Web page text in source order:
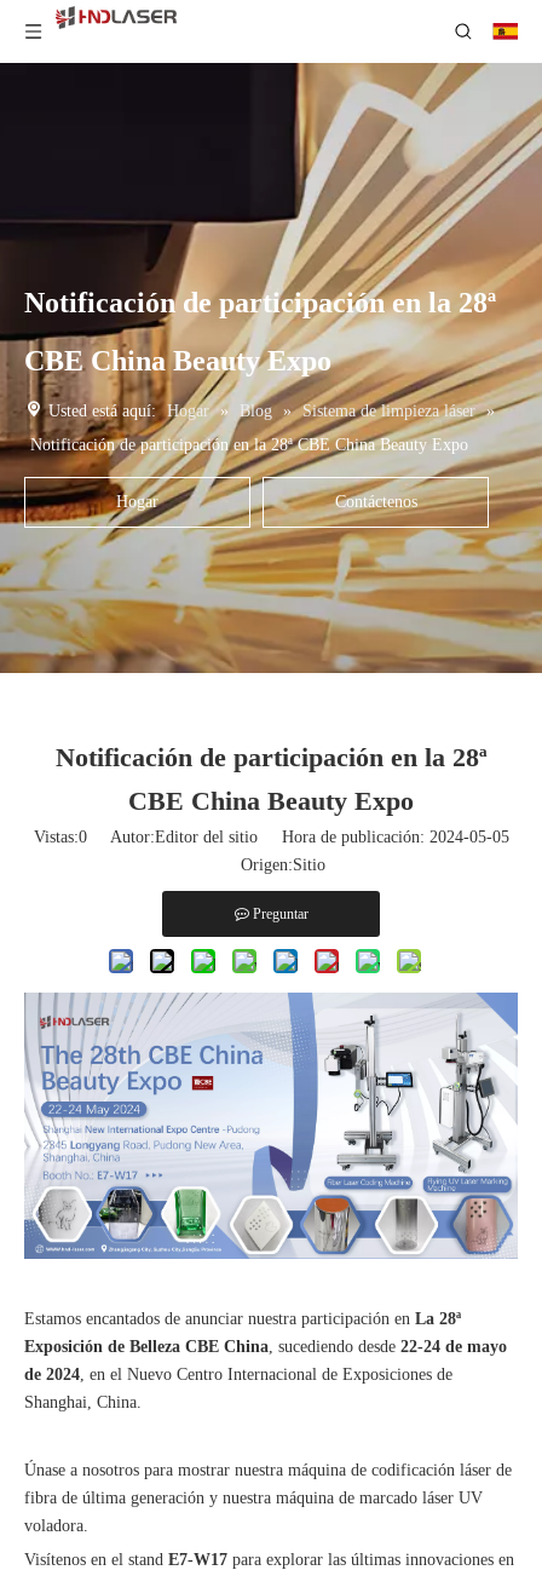
Notificación de participación en la 28ª
CBE China Beauty Expo
Usted está aquí: Hogar » Blog » Sistema de limpieza láser »
Notificación de participación en la 28ª CBE China Beauty Expo
Hogar Contáctenos
Notificación de participación en la 28ª
CBE China Beauty Expo
Vistas:0Autor:Editor del sitio Hora de publicación: 2024-05-05
Origen:Sitio
Preguntar
Estamos encantados de anunciar nuestra participación en La 28ª
Exposición de Belleza CBE China , sucediendo desde 22-24 de mayo
de 2024 , en el Nuevo Centro Internacional de Exposiciones de
Shanghai, China.
Únase a nosotros para mostrar nuestra máquina de codificación láser de
fibra de última generación y nuestra máquina de marcado láser UV
voladora.
Visítenos en el stand E7-W17 para explorar las últimas innovaciones en